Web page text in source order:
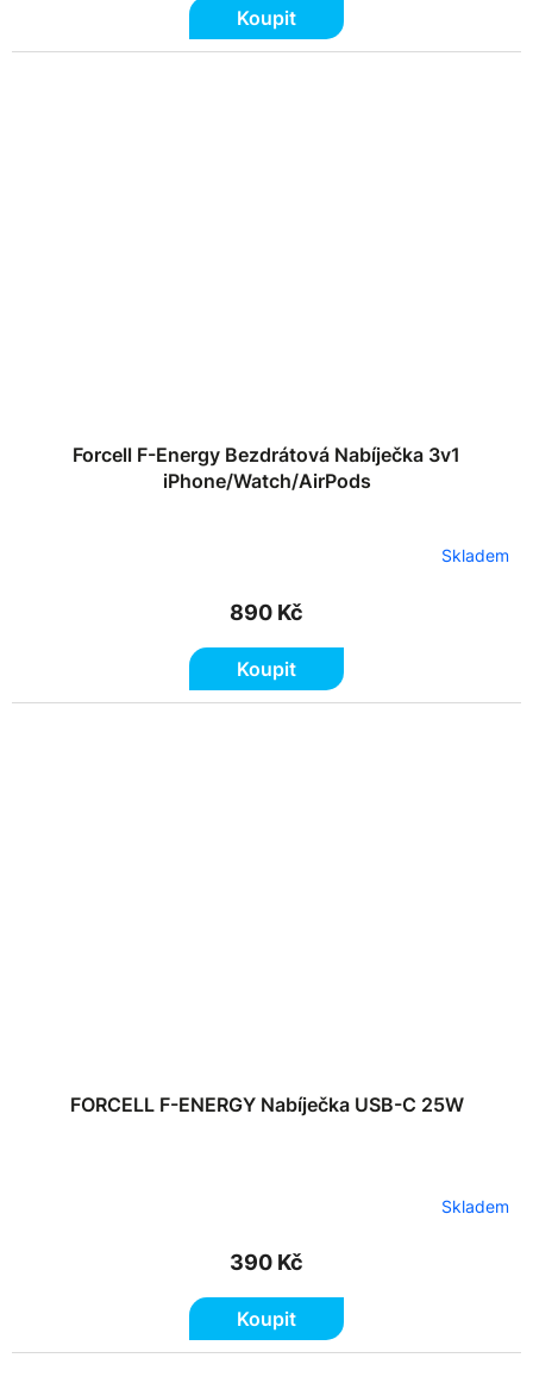
Koupit
Forcell F-Energy Bezdrátová Nabíječka 3v1
iPhone/Watch/AirPods
Skladem
890 Kč
Koupit
FORCELL F-ENERGY Nabíječka USB-C 25W
Skladem
390 Kč
Koupit